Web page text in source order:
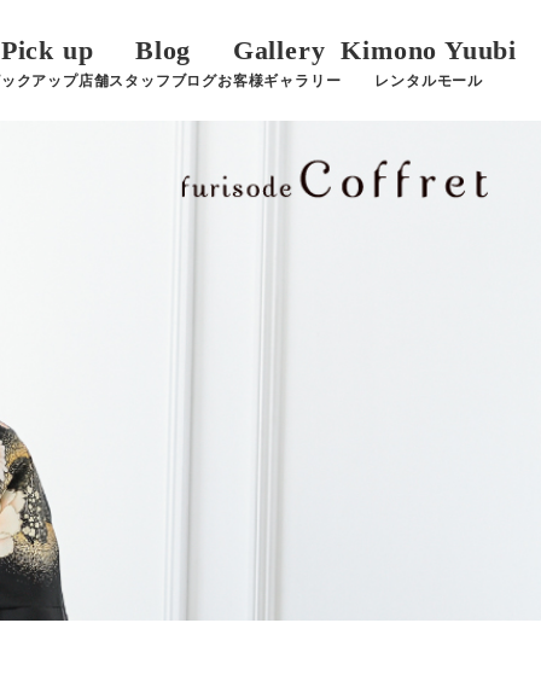
Pick up
クアップ店舗
Blog
スタッフブログ
Gallery
お客様ギャラリー
Kimono Yuubi
レンタルモール